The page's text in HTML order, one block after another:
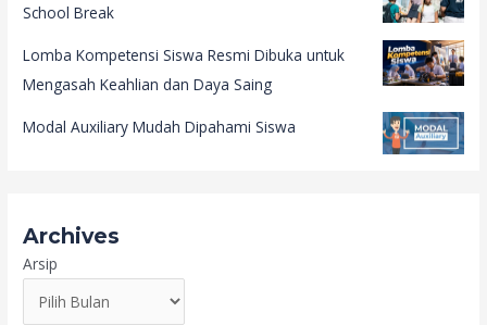
School Break
Lomba Kompetensi Siswa Resmi Dibuka untuk
Mengasah Keahlian dan Daya Saing
Modal Auxiliary Mudah Dipahami Siswa
Archives
Arsip